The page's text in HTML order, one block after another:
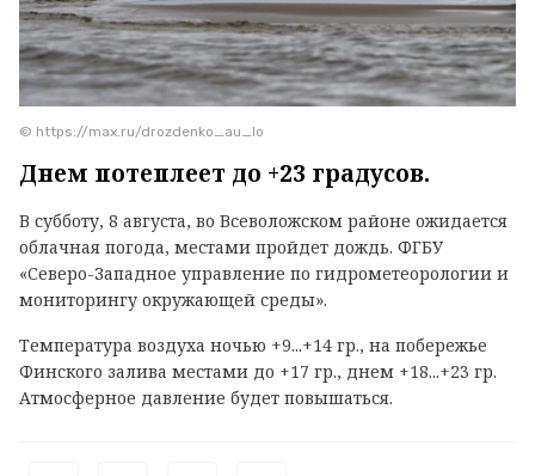
© https://max.ru/drozdenko_au_lo
Днем потеплеет до +23 градусов.
В субботу, 8 августа, во Всеволожском районе ожидается
облачная погода, местами пройдет дождь. ФГБУ
«Северо-Западное управление по гидрометеорологии и
мониторингу окружающей среды».
Температура воздуха ночью +9...+14 гр., на побережье
Финского залива местами до +17 гр., днем +18...+23 гр.
Атмосферное давление будет повышаться.